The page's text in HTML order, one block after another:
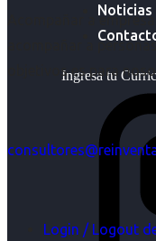
Noticias
Ingresa tu
Acompañar a
acompañar a
objetivos es para
Login / Logout